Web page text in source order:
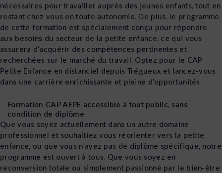
nécessaires pour travailler auprès des jeunes enfants, tout en
restant chez vous en toute autonomie. De plus, le programme
de cette formation est spécialement conçu pour répondre
aux besoins du secteur de la petite enfance, ce qui vous
assurera d’acquérir des compétences pertinentes et
recherchées sur le marché du travail. Optez pour le CAP
Petite Enfance en distanciel depuis Trégueux et lancez-vous
dans une carrière enrichissante et pleine d’opportunités.
Formation CAP AEPE accessible à tout public, sans
condition de diplôme
Que vous soyez actuellement dans un autre domaine
professionnel et souhaitiez vous réorienter vers la petite
enfance, ou que vous n’ayez pas de diplôme spécifique, notre
programme est ouvert à tous. Que vous soyez en
reconversion totale ou simplement passionné par le bien-être